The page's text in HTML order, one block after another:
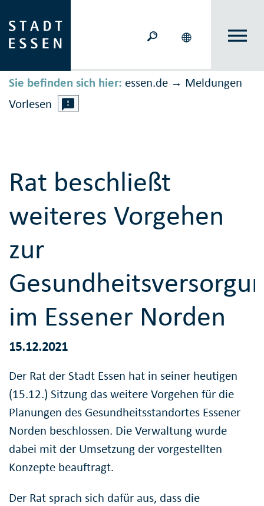
Sie befinden sich hier: essen.de → Meldungen
Vorlesen
Rat beschließt
weiteres Vorgehen
zur
im Essener Norden
15.12.2021
Der Rat der Stadt Essen hat in seiner heutigen
(15.12.) Sitzung das weitere Vorgehen für die
Planungen des Gesundheitsstandortes Essener
Norden beschlossen. Die Verwaltung wurde
dabei mit der Umsetzung der vorgestellten
Konzepte beauftragt.
Der Rat sprach sich dafür aus, dass die